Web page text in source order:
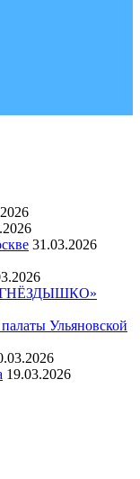
31.03.2026
Ульяновской
19.03.2026